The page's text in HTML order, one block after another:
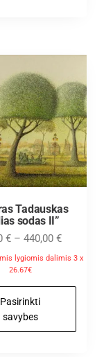
Tadauskas
sodas II”
€ – 440,00€
lygiomis dalimis 3 x
26.67€
Pasirinkti
savybes